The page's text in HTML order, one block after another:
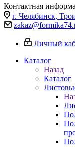
Контактная
г. Челябинск,
Личный
Каталог
Назад
Каталог